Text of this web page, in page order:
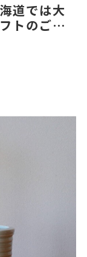
道では大
トのご案